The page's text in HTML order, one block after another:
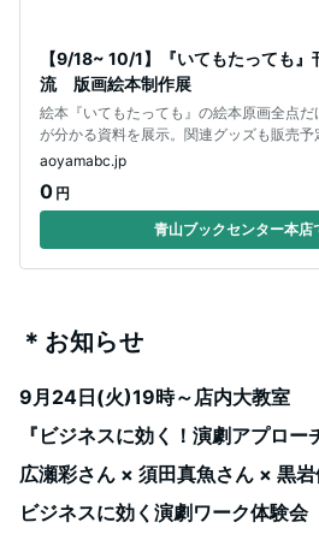
【9/18~ 10/1】『いてもたっても
流 版画絵本制作展
絵本『いてもたっても』の絵本原画全点
が分かる資料を展示。関連グッズも販売
aoyamabc.jp
0 円
青山ブックセンター本店
＊お知らせ
9月24日(火)19時～店内大教室
『ビジネスに効く！演劇アプロー
広瀬彩さん × 須田真魚さん × 黒
ビジネスに効く演劇ワーク体験会